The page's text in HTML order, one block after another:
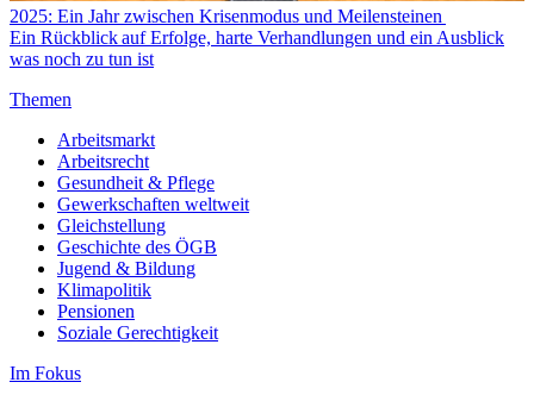
2025: Ein Jahr zwischen Krisenmodus und Meilensteinen
Ein Rückblick auf Erfolge, harte Verhandlungen und ein Ausblick
was noch zu tun ist
Themen
Arbeitsmarkt
Arbeitsrecht
Gesundheit & Pflege
Gewerkschaften weltweit
Gleichstellung
Geschichte des ÖGB
Jugend & Bildung
Klimapolitik
Pensionen
Soziale Gerechtigkeit
Im Fokus